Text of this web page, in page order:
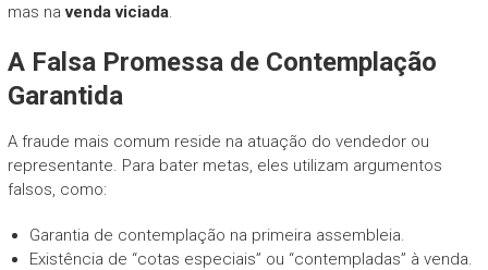
mas navenda viciada.
A Falsa Promessa de Contemplação
Garantida
A fraude mais comum reside na atuação do vendedor ou
representante. Para bater metas, eles utilizam argumentos
falsos, como:
Garantia de contemplação na primeira assembleia.
Existência de “cotas especiais” ou “contempladas” à venda.